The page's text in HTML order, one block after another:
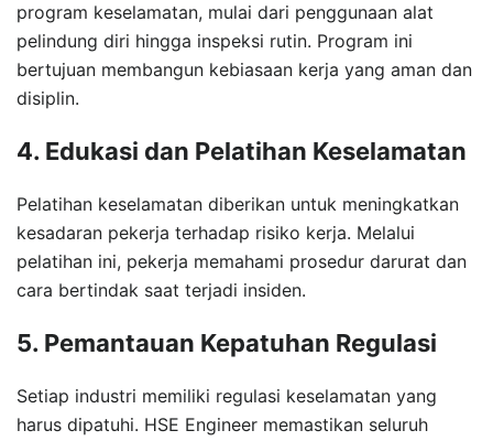
program keselamatan, mulai dari penggunaan alat
pelindung diri hingga inspeksi rutin. Program ini
bertujuan membangun kebiasaan kerja yang aman dan
disiplin.
4. Edukasi dan Pelatihan Keselamatan
Pelatihan keselamatan diberikan untuk meningkatkan
kesadaran pekerja terhadap risiko kerja. Melalui
pelatihan ini, pekerja memahami prosedur darurat dan
cara bertindak saat terjadi insiden.
5. Pemantauan Kepatuhan Regulasi
Setiap industri memiliki regulasi keselamatan yang
harus dipatuhi. HSE Engineer memastikan seluruh